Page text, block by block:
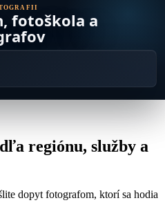
fotoškola a
regiónu, služby a
dopyt fotografom, ktorí sa hodia